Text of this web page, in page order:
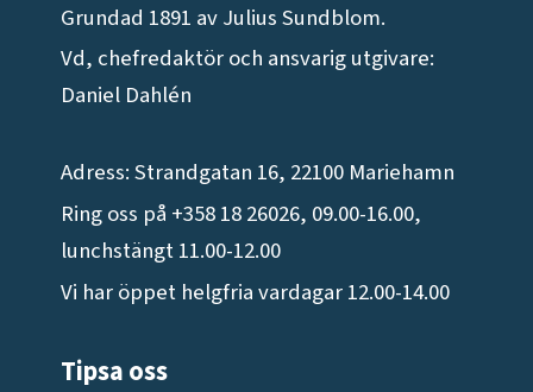
Grundad 1891 av Julius Sundblom.
Vd, chefredaktör och ansvarig utgivare:
Daniel Dahlén
Adress: Strandgatan 16, 22100 Mariehamn
Ring oss på +358 18 26026, 09.00-16.00,
lunchstängt 11.00-12.00
Vi har öppet helgfria vardagar 12.00-14.00
Tipsa oss